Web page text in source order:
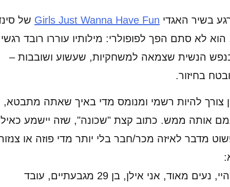
בשיר האגדי Girls Just Wanna Have Fun
של
לא סתם הפך לפופולרי: מילותיו עוררו רובד רגשי
הנשית שצמאה למשחקיות, שעשוע ושובבות –
בחיזור.
צורך להיות רשמי ומנומס מדי באיך שאתה מתבטא,
אותה ממש. כתוב קצת "שכונה", שזה יישמע
מדבר לאיזה מכר/חבר בלי יותר מדי פוזה או
: "היי, נעים מאוד, אני אילן, בן 29 מגבעתיים, עובד